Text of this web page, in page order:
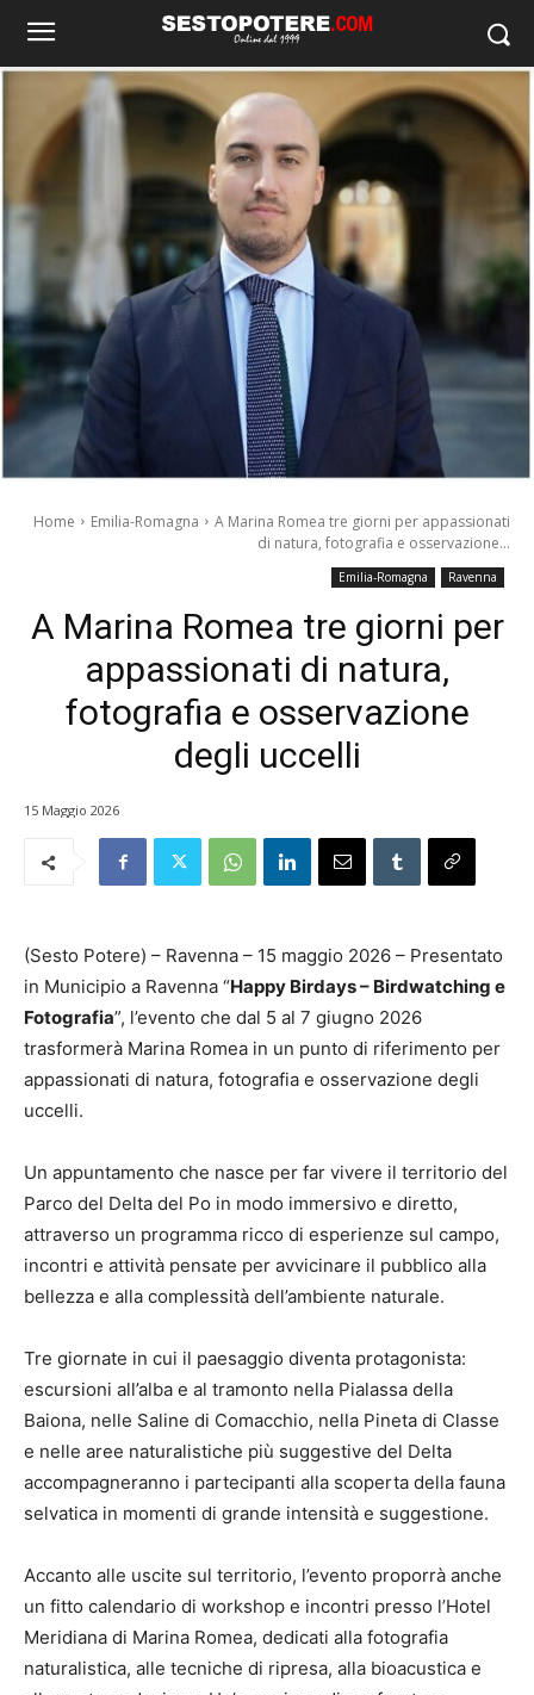
Home Emilia-Romagna
A Marina Romea tre giorni per appassionati
di natura, fotografia e osservazione...
Emilia-Romagna Ravenna
A Marina Romea tre giorni per
appassionati di natura,
fotografia e osservazione
degli uccelli
15 Maggio 2026
(Sesto Potere) – Ravenna – 15 maggio 2026 – Presentato
in Municipio a Ravenna “Happy Birdays – Birdwatching e
Fotografia”, l’evento che dal 5 al 7 giugno 2026
trasformerà Marina Romea in un punto di riferimento per
appassionati di natura, fotografia e osservazione degli
uccelli.
Un appuntamento che nasce per far vivere il territorio del
Parco del Delta del Po in modo immersivo e diretto,
attraverso un programma ricco di esperienze sul campo,
incontri e attività pensate per avvicinare il pubblico alla
bellezza e alla complessità dell’ambiente naturale.
Tre giornate in cui il paesaggio diventa protagonista:
escursioni all’alba e al tramonto nella Pialassa della
Baiona, nelle Saline di Comacchio, nella Pineta di Classe
e nelle aree naturalistiche più suggestive del Delta
accompagneranno i partecipanti alla scoperta della fauna
selvatica in momenti di grande intensità e suggestione.
Accanto alle uscite sul territorio, l’evento proporrà anche
un fitto calendario di workshop e incontri presso l’Hotel
Meridiana di Marina Romea, dedicati alla fotografia
naturalistica, alle tecniche di ripresa, alla bioacustica e